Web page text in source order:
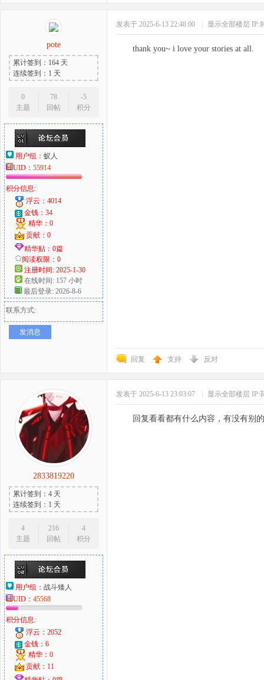
pote
累计签到：164 天
连续签到：1 天
0
主题
78
回帖
-5
积分
用户组： 蚁人
UID： 55914
积分信息:
浮云：4014
金钱：34
精华：0
贡献：0
精华贴：0篇
阅读权限：0
注册时间: 2025-1-30
在线时间: 157 小时
最后登录: 2026-8-6
联系方式:
发消息
发表于 2025-6-13 22:48:00 显示全部楼层 IP:
thank you~ i love your stories at all.
回复 支持 反对
2833819220
累计签到：4 天
连续签到：1 天
4
主题
216
回帖
4
积分
用户组： 战斗矮人
UID： 45568
积分信息:
浮云：2052
金钱：6
精华：0
贡献：11
发表于 2025-6-13 23:03:07 显示全部楼层 IP:
回复看看都有什么内容，有没有别